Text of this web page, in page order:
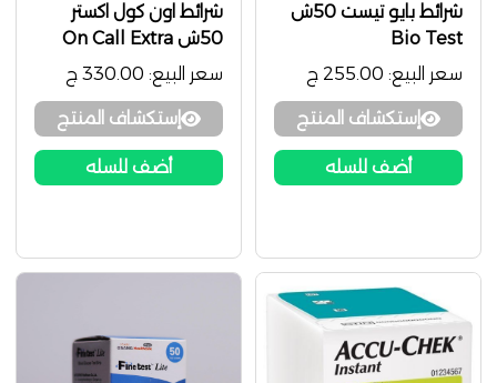
شرائط بايو تيست 50ش
Bio Test
سعر البيع: 255.00 ج
إستكشاف المنتج
أضف للسله
شرائط اون كول اكستر
50ش On Call Extra
سعر البيع: 330.00 ج
إستكشاف المنتج
أضف للسله